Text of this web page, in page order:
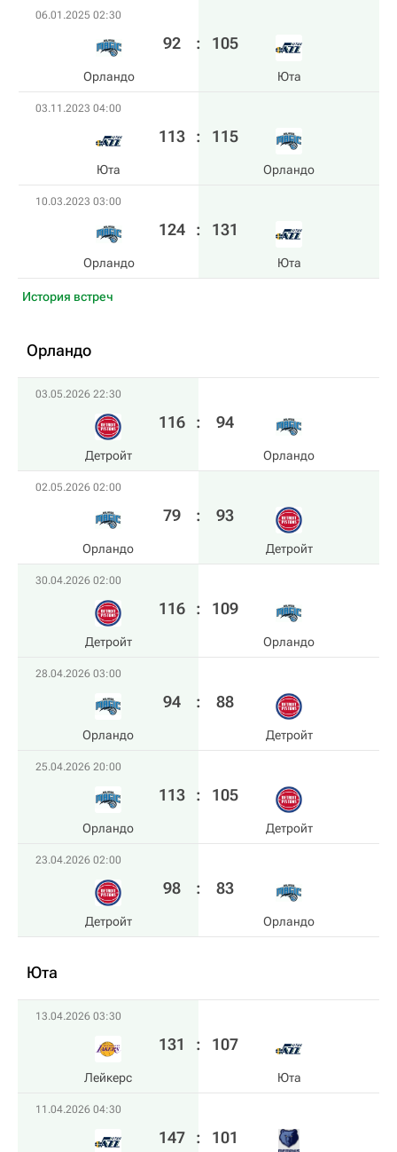
06.01.2025 02:30
Орландо
92 : 105
Юта
03.11.2023 04:00
Юта
113 : 115
Орландо
10.03.2023 03:00
Орландо
124 : 131
Юта
История встреч
Орландо
03.05.2026 22:30
Детройт
116 : 94
Орландо
02.05.2026 02:00
Орландо
79 : 93
Детройт
30.04.2026 02:00
Детройт
116 : 109
Орландо
28.04.2026 03:00
Орландо
94 : 88
Детройт
25.04.2026 20:00
Орландо
113 : 105
Детройт
23.04.2026 02:00
Детройт
98 : 83
Орландо
Юта
13.04.2026 03:30
Лейкерс
131 : 107
Юта
11.04.2026 04:30
147 : 101